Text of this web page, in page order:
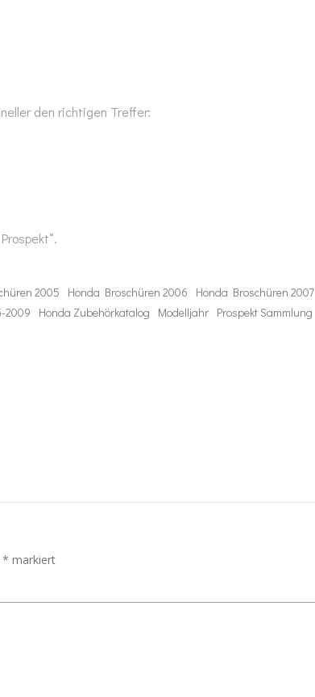
den richtigen Treffer:
2005 Honda Broschüren 2006 Honda Broschüren 2007
2009 Honda Zubehörkatalog Modelljahr Prospekt Sammlung
* markiert